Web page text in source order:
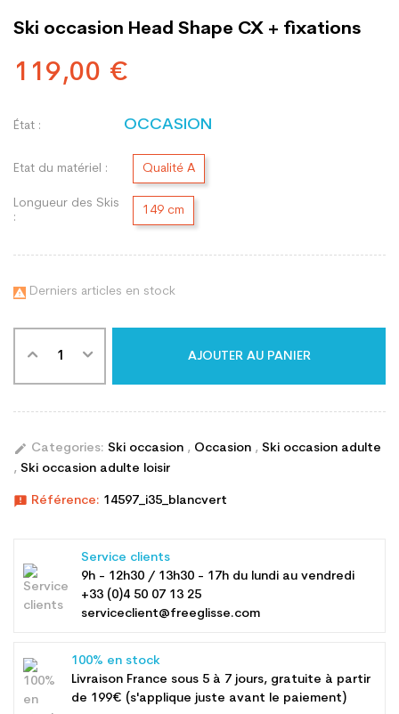
Ski occasion Head Shape CX + fixations
119,00 €
État : OCCASION
Etat du matériel : Qualité A
Longueur des Skis
:
149 cm
 Derniers articles en stock
AJOUTER AU PANIER
edit Categories: Ski occasion , Occasion , Ski occasion adulte
, Ski occasion adulte loisir
announcement Référence: 14597_i35_blancvert
Service clients
9h - 12h30 / 13h30 - 17h du lundi au vendredi
+33 (0)4 50 07 13 25
serviceclient@freeglisse.com
100% en stock
Livraison France sous 5 à 7 jours, gratuite à partir
de 199€ (s'applique juste avant le paiement)